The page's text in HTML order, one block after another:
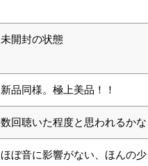
未開封の状態
新品同様。極上美品！！
数回聴いた程度と思われるかな
ほぼ音に影響がない、ほんの